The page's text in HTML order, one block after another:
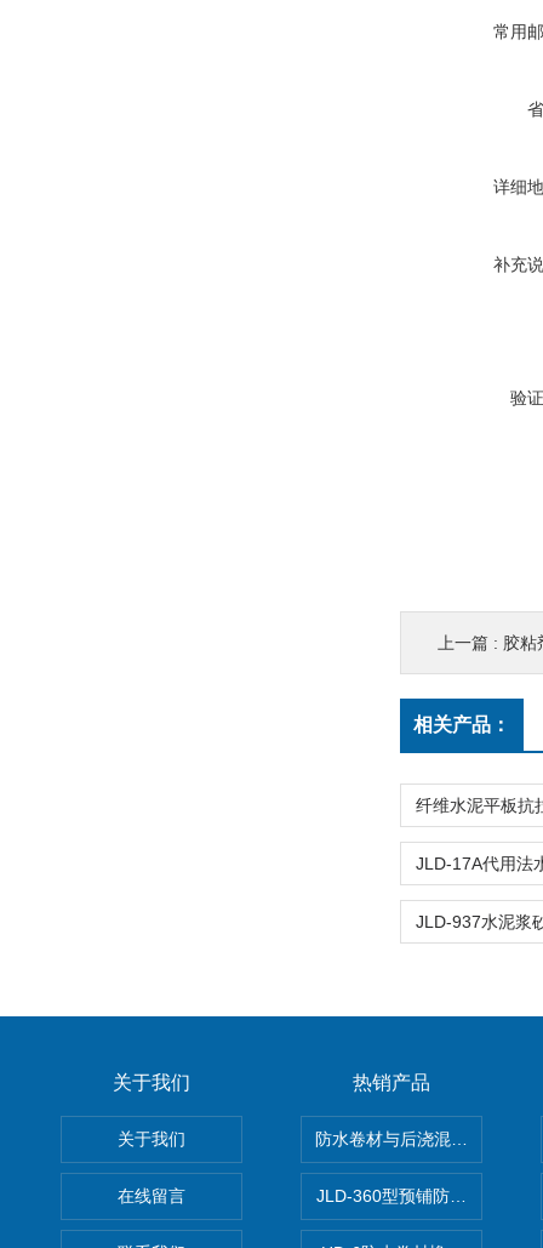
常用
详细
补充
验
上一篇 : 胶粘
相关产品：
关于我们
关于我们
在线留言
热销产品
防水卷材与后浇混凝土剥离强
JLD-360型预铺防水卷材抗冲